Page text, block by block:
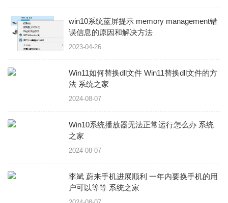
win10系统蓝屏提示 memory management错
误信息的原因和解决方法
2023-04-26
Win11如何替换dll文件 Win11替换dll文件的方
法 系统之家
2024-08-07
Win10系统播放器无法正常运行怎么办 系统
之家
2024-08-07
李斌 蔚来手机进展顺利 一年内要换手机的用
户可以等等 系统之家